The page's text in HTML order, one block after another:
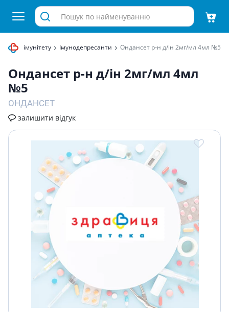
для імунітету Імунодепресанти Ондансет р-н д/iн 2мг/мл 4мл №5
Ондансет р-н д/iн 2мг/мл 4мл
№5
ОНДАНСЕТ
залишити відгук